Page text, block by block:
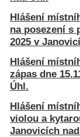
Hlášení
na posezení s
2025 v
Hlášení
zápas dne
Úhl.
Hlášení
violou a
Janovicích